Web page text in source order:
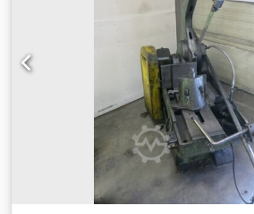
y venta. Sobre nosotros más de 400
stock más de 15.000 m² de superficie
capacidad de grúa de 70 t más de
accesorios para su taller ¿Desea
de producción o su empresa? Csdpfx
dude en consultarnos. Puede
nuestra página web. Las visitas son
Esperamos su visita. Su equipo de